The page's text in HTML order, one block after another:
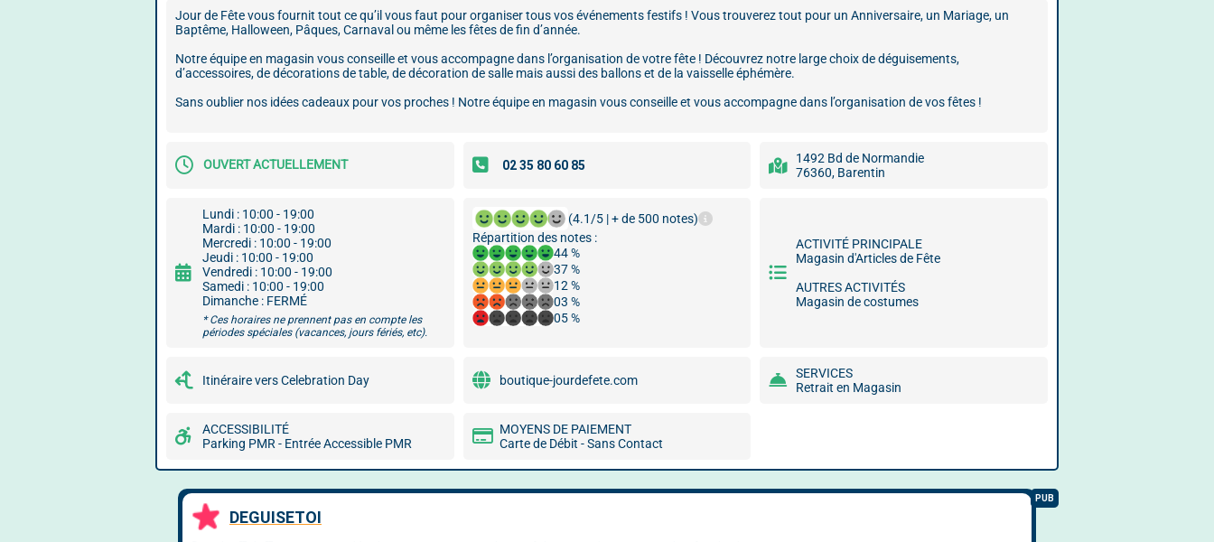
Jour de Fête vous fournit tout ce qu’il vous faut pour organiser tous vos événements festifs ! Vous trouverez tout pour un Anniversaire, un Mariage, un
Baptême, Halloween, Pâques, Carnaval ou même les fêtes de fin d’année.
Notre équipe en magasin vous conseille et vous accompagne dans l’organisation de votre fête ! Découvrez notre large choix de déguisements,
d’accessoires, de décorations de table, de décoration de salle mais aussi des ballons et de la vaisselle éphémère.
Sans oublier nos idées cadeaux pour vos proches ! Notre équipe en magasin vous conseille et vous accompagne dans l’organisation de vos fêtes !
OUVERT ACTUELLEMENT
1492 Bd de Normandie
76360, Barentin
Lundi : 10:00 - 19:00
Mardi : 10:00 - 19:00
Mercredi : 10:00 - 19:00
Jeudi : 10:00 - 19:00
Vendredi : 10:00 - 19:00
Samedi : 10:00 - 19:00
Dimanche : FERMÉ
* Ces horaires ne prennent pas en compte les
périodes spéciales (vacances, jours fériés, etc).
(4.1/5 | + de 500 notes)
Répartition des notes :
44 %
37 %
12 %
03 %
05 %
ACTIVITÉ PRINCIPALE
Magasin d'Articles de Fête
AUTRES ACTIVITÉS
Magasin de costumes
Itinéraire vers Celebration Day boutique-jourdefete.com
SERVICES
Retrait en Magasin
ACCESSIBILITÉ
Parking PMR - Entrée Accessible PMR
MOYENS DE PAIEMENT
Carte de Débit - Sans Contact